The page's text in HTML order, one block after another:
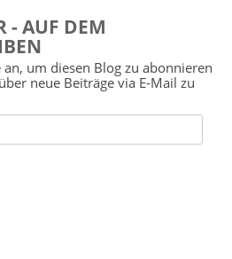
- AUF DEM
an, um diesen Blog zu abonnieren
neue Beiträge via E-Mail zu